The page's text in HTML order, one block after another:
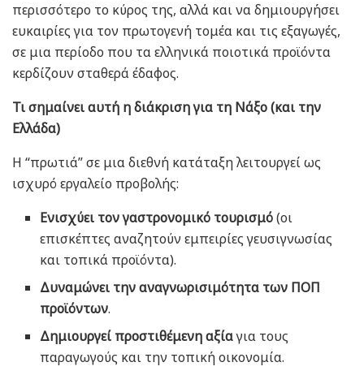
περισσότερο το κύρος της, αλλά και να δημιουργήσει
ευκαιρίες για τον πρωτογενή τομέα και τις εξαγωγές,
σε μια περίοδο που τα ελληνικά ποιοτικά προϊόντα
κερδίζουν σταθερά έδαφος.
Τι σημαίνει αυτή η διάκριση για τη Νάξο (και την
Ελλάδα)
Η “πρωτιά” σε μια διεθνή κατάταξη λειτουργεί ως
ισχυρό εργαλείο προβολής:
Ενισχύει τον γαστρονομικό τουρισμό(οι
επισκέπτες αναζητούν εμπειρίες γευσιγνωσίας
και τοπικά προϊόντα).
Δυναμώνει την αναγνωρισιμότητα των ΠΟΠ
προϊόντων.
Δημιουργεί προστιθέμενη αξίαγια τους
παραγωγούς και την τοπική οικονομία.